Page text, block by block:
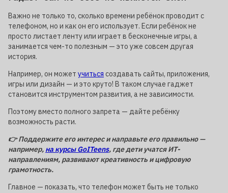
Важно не только то, сколько времени ребёнок проводит с
телефоном, но и как он его использует. Если ребёнок не
просто листает ленту или играет в бесконечные игры, а
занимается чем-то полезным — это уже совсем другая
история.
Например, он может учиться создавать сайты, приложения,
игры или дизайн — и это круто! В таком случае гаджет
становится инструментом развития, а не зависимости.
Поэтому вместо полного запрета — дайте ребёнку
возможность расти.
👉 Поддержите его интерес и направьте его правильно —
например, на курсы GoITeens, где дети учатся ИТ-
направлениям, развивают креативность и цифровую
грамотность.
Главное — показать, что телефон может быть не только